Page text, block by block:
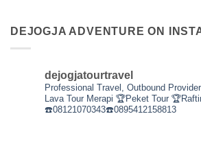
DEJOGJA ADVENTURE ON
dejogjatourtravel
Professional Travel, Outbound
Lava Tour Merapi 🏆Peket Tour
☎️08121070343☎️0895412158813